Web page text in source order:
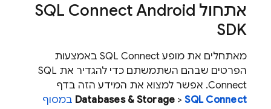
אתחול SQL ConnectAndroid
SDK
מאתחלים את מופע SQL Connect באמצעות
הפרטים שבהם השתמשתם כדי להגדיר את SQL
Connect. אפשר למצוא את המידע הזה בדף
Databases & Storage >SQL Connect
במסוף